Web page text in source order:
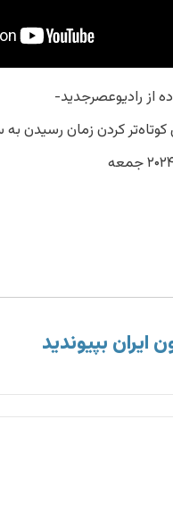
از رادیوعصرجدید-
کوتاه‌تر کردن زمان رسیدن
ایران بپیوندید